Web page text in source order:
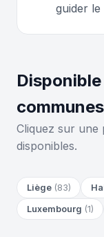
guider
Cliquez sur une
disponibles.
Liège (83)
Luxembourg (1)